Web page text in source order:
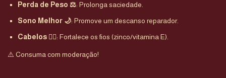
Perda de Peso ⚖️: Prolonga saciedade.
Sono Melhor 🌙: Promove um descanso reparador.
Cabelos 💇‍♀️: Fortalece os fios (zinco/vitamina E).
⚠️ Consuma com moderação!